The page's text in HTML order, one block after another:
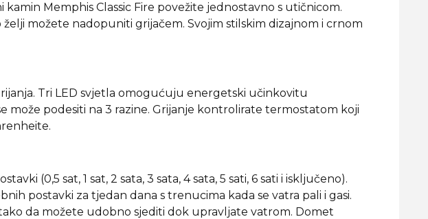
Memphis Classic Fire povežite jednostavno s utičnicom.
možete nadopuniti grijačem. Svojim stilskim dizajnom i crnom
Tri LED svjetla omogućuju energetski učinkovitu
može podesiti na 3 razine. Grijanje kontrolirate termostatom koji
(0,5 sat, 1 sat, 2 sata, 3 sata, 4 sata, 5 sati, 6 sati i isključeno).
postavki za tjedan dana s trenucima kada se vatra pali i gasi.
da možete udobno sjediti dok upravljate vatrom. Domet